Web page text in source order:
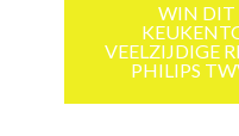
WIN DIT
VEELZIJDIGE
PHILIPS